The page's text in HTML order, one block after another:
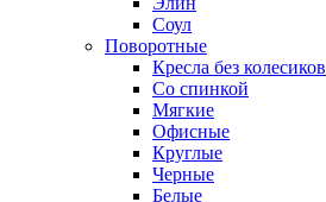
Соул
Поворотные
Кресла без колесиков
Со спинкой
Мягкие
Офисные
Круглые
Черные
Белые